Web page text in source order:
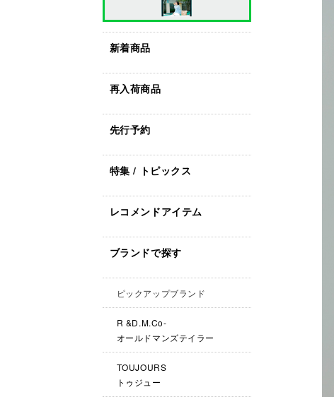
新着商品
再入荷商品
先行予約
特集 / トピックス
レコメンドアイテム
ブランドで探す
ピックアップブランド
R &D.M.Co-
オールドマンズテイラー
TOUJOURS
トゥジュー